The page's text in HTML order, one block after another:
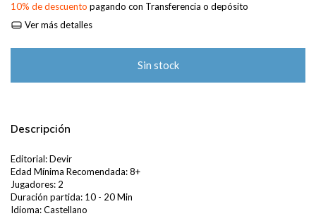
10% de descuento pagando con Transferencia o depósito
Ver más detalles
Descripción
Editorial: Devir
Edad Mínima Recomendada: 8+
Jugadores: 2
Duración partida: 10 - 20 Min
Idioma: Castellano